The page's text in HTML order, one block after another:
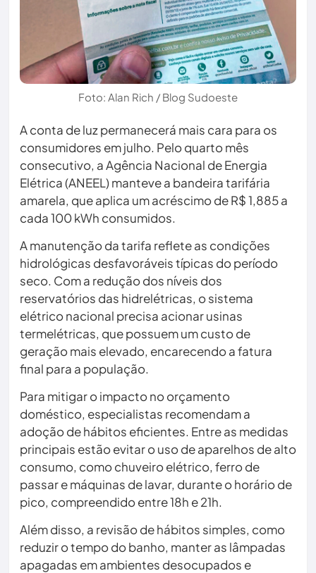
Foto: Alan Rich / Blog Sudoeste
A conta de luz permanecerá mais cara para os
consumidores em julho. Pelo quarto mês
consecutivo, a Agência Nacional de Energia
Elétrica (ANEEL) manteve a bandeira tarifária
amarela, que aplica um acréscimo de R$ 1,885 a
cada 100 kWh consumidos.
A manutenção da tarifa reflete as condições
hidrológicas desfavoráveis típicas do período
seco. Com a redução dos níveis dos
reservatórios das hidrelétricas, o sistema
elétrico nacional precisa acionar usinas
termelétricas, que possuem um custo de
geração mais elevado, encarecendo a fatura
final para a população.
Para mitigar o impacto no orçamento
doméstico, especialistas recomendam a
adoção de hábitos eficientes. Entre as medidas
principais estão evitar o uso de aparelhos de alto
consumo, como chuveiro elétrico, ferro de
passar e máquinas de lavar, durante o horário de
pico, compreendido entre 18h e 21h.
Além disso, a revisão de hábitos simples, como
reduzir o tempo do banho, manter as lâmpadas
apagadas em ambientes desocupados e